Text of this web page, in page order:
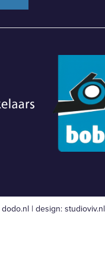
dodo.nl | design:studioviv.nl